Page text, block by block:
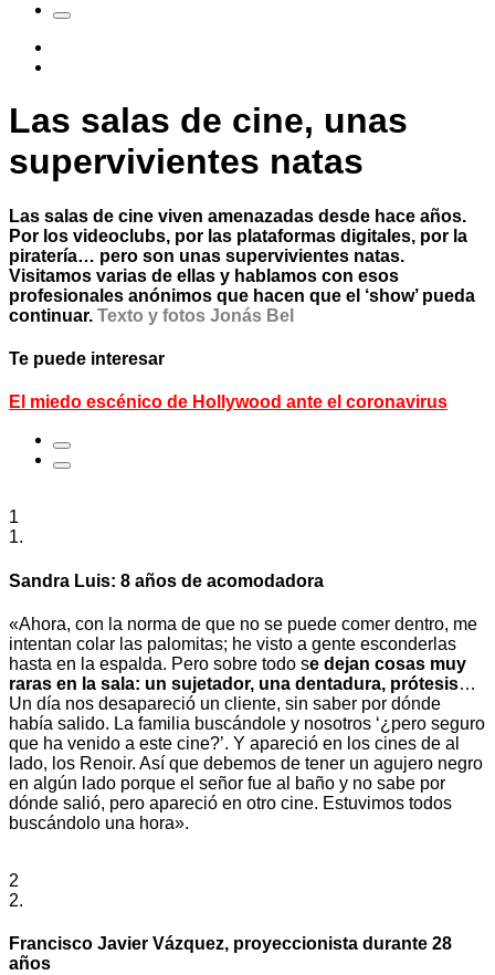
Las salas de cine, unas
supervivientes natas
Las salas de cine viven amenazadas desde hace años.
Por los videoclubs, por las plataformas digitales, por la
piratería… pero son unas supervivientes natas.
Visitamos varias de ellas y hablamos con esos
profesionales anónimos que hacen que el ‘show’ pueda
continuar. Texto y fotos Jonás Bel
Te puede interesar
El miedo escénico de Hollywood ante el coronavirus
1
1.
Sandra Luis: 8 años de acomodadora
«Ahora, con la norma de que no se puede comer dentro, me
intentan colar las palomitas; he visto a gente esconderlas
hasta en la espalda. Pero sobre todo se dejan cosas muy
raras en la sala: un sujetador, una dentadura, prótesis…
Un día nos desapareció un cliente, sin saber por dónde
había salido. La familia buscándole y nosotros ‘¿pero seguro
que ha venido a este cine?’. Y apareció en los cines de al
lado, los Renoir. Así que debemos de tener un agujero negro
en algún lado porque el señor fue al baño y no sabe por
dónde salió, pero apareció en otro cine. Estuvimos todos
buscándolo una hora».
2
2.
Francisco Javier Vázquez, proyeccionista durante 28
años